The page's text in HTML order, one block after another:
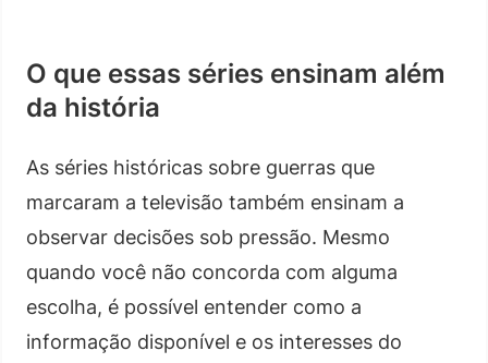
O que essas séries ensinam além
da história
As séries históricas sobre guerras que
marcaram a televisão também ensinam a
observar decisões sob pressão. Mesmo
quando você não concorda com alguma
escolha, é possível entender como a
informação disponível e os interesses do